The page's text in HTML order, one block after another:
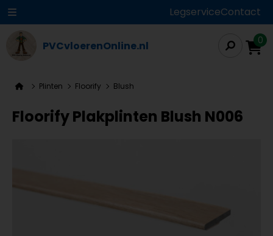
LegserviceContact
PVCvloerenOnline.nl 0
Plinten Floorify Blush
Floorify Plakplinten Blush N006